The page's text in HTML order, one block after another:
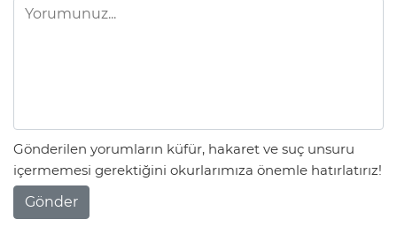
Gönderilen yorumların küfür, hakaret ve suç unsuru
içermemesi gerektiğini okurlarımıza önemle hatırlatırız!
Gönder